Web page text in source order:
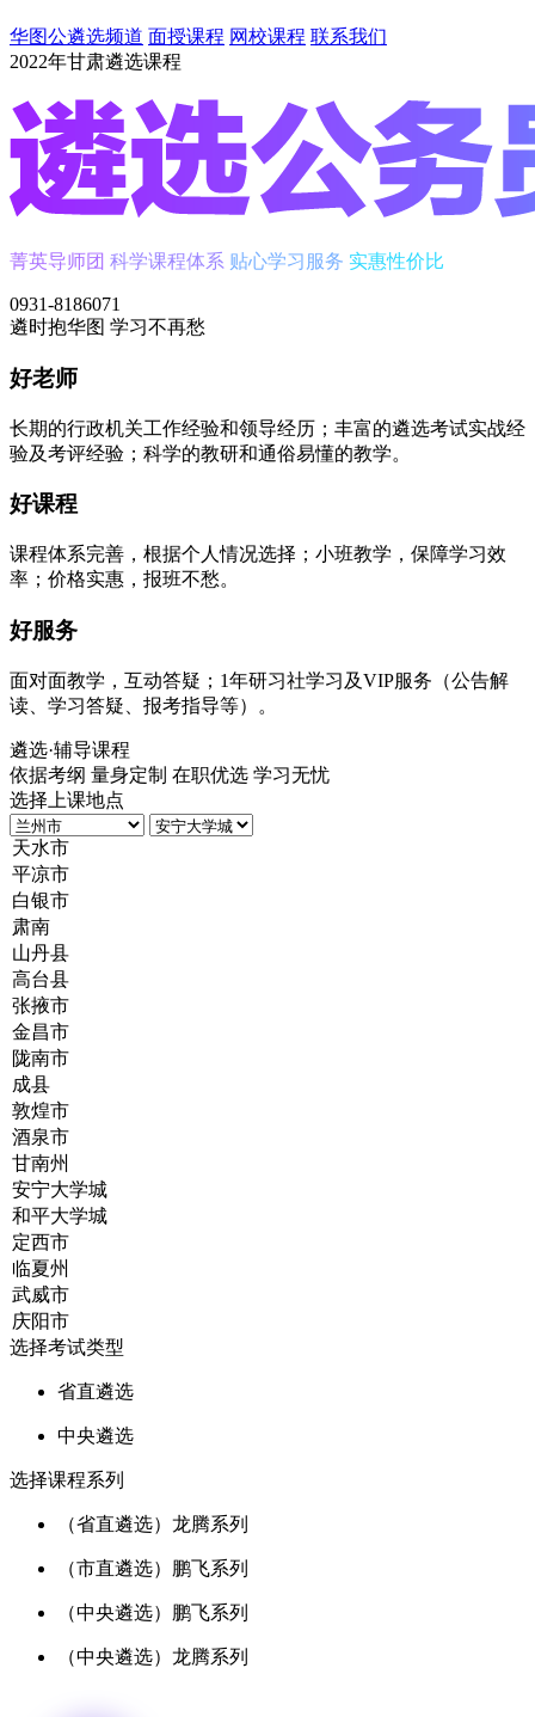
华图公遴选频道 面授课程 网校课程 联系我们
2022年甘肃遴选课程
菁英导师团 科学课程体系 贴心学习服务 实惠性价比
0931-8186071
遴时抱华图 学习不再愁
好老师
长期的行政机关工作经验和领导经历；丰富的遴选考试实战经
验及考评经验；科学的教研和通俗易懂的教学。
好课程
课程体系完善，根据个人情况选择；小班教学，保障学习效
率；价格实惠，报班不愁。
好服务
面对面教学，互动答疑；1年研习社学习及VIP服务（公告解
读、学习答疑、报考指导等）。
遴选·辅导课程
依据考纲 量身定制 在职优选 学习无忧
选择上课地点
选择考试类型
省直遴选
中央遴选
选择课程系列
（省直遴选）龙腾系列
（市直遴选）鹏飞系列
（中央遴选）鹏飞系列
（中央遴选）龙腾系列